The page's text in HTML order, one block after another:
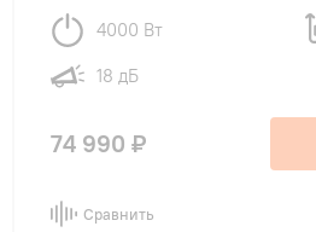
4000 Вт
18 дБ
74 990 ₽
Сравнить